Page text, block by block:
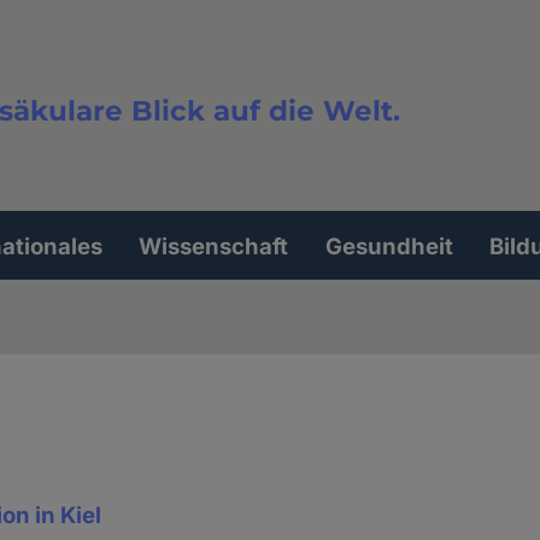
Blick auf die Welt.
Wissenschaft Gesundheit
in Kiel